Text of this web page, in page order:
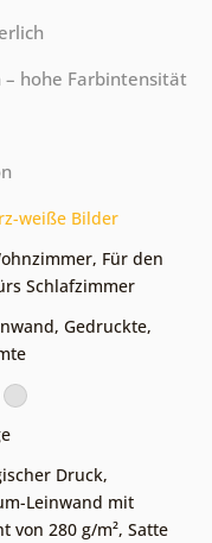
hohe Farbintensität
weiße Bilder
, Für den
Schlafzimmer
, Gedruckte,
Druck,
Leinwand mit
von 280 g/m², Satte